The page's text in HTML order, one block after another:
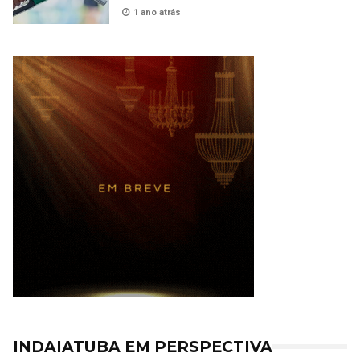
1 ano atrás
INDAIATUBA EM PERSPECTIVA